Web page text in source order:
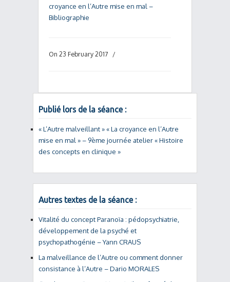
croyance en l’Autre mise en mal –
Bibliographie
On 23 February 2017 /
Publié lors de la séance :
« L’Autre malveillant » « La croyance en l’Autre
mise en mal » – 9ème journée atelier « Histoire
des concepts en clinique »
Autres textes de la séance :
Vitalité du concept Paranoïa : pédopsychiatrie,
développement de la psyché et
psychopathogénie – Yann CRAUS
La malveillance de l’Autre ou comment donner
consistance à l’Autre – Dario MORALES